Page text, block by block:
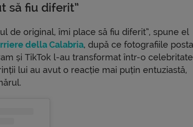
să fiu diferit”
de original, îmi place să fiu diferit”, spune el
della Calabria, după ce fotografiile
și TikTok l-au transformat într-o celebritate
lui au avut o reacție mai puțin entuziastă,